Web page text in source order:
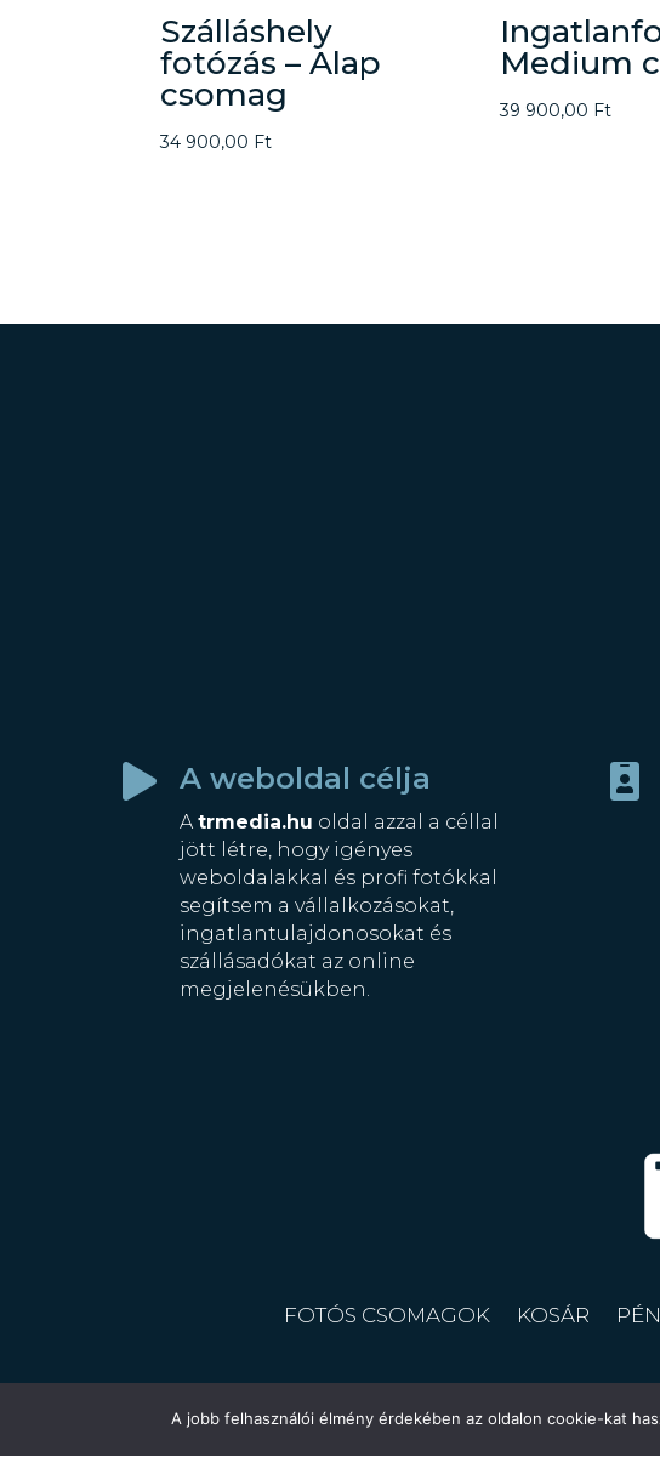
Szálláshely
fotózás – Alap
csomag
34 900,00 Ft
Medium
39 900,00 Ft
 A weboldal célja
Atrmedia.hu oldal azzal a céllal
jött létre, hogy igényes
weboldalakkal és profi fotókkal
segítsem a vállalkozásokat,
ingatlantulajdonosokat és
szállásadókat az online
megjelenésükben.

FOTÓS CSOMAGOK KOSÁR
A jobb felhasználói élmény érdekében az oldalon cookie-kat